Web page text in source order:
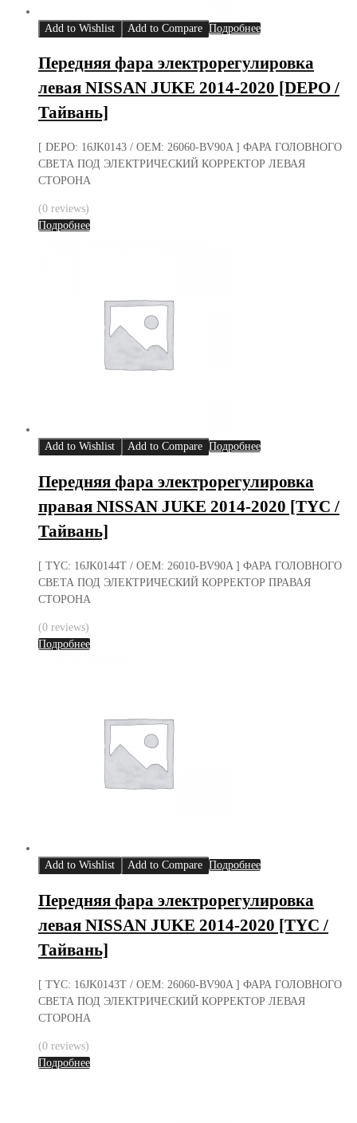
Add to Wishlist Add to Compare Подробнее
Передняя фара электрорегулировка
левая NISSAN JUKE 2014-2020 [DEPO /
Тайвань]
[ DEPO: 16JK0143 / OEM: 26060-BV90A ] ФАРА ГОЛОВНОГО
СВЕТА ПОД ЭЛЕКТРИЧЕСКИЙ КОРРЕКТОР ЛЕВАЯ
СТОРОНА
(0 reviews)
Подробнее
Add to Wishlist Add to Compare Подробнее
Передняя фара электрорегулировка
правая NISSAN JUKE 2014-2020 [TYC /
Тайвань]
[ TYC: 16JK0144T / OEM: 26010-BV90A ] ФАРА ГОЛОВНОГО
СВЕТА ПОД ЭЛЕКТРИЧЕСКИЙ КОРРЕКТОР ПРАВАЯ
СТОРОНА
(0 reviews)
Подробнее
Add to Wishlist Add to Compare Подробнее
Передняя фара электрорегулировка
левая NISSAN JUKE 2014-2020 [TYC /
Тайвань]
[ TYC: 16JK0143T / OEM: 26060-BV90A ] ФАРА ГОЛОВНОГО
СВЕТА ПОД ЭЛЕКТРИЧЕСКИЙ КОРРЕКТОР ЛЕВАЯ
СТОРОНА
(0 reviews)
Подробнее